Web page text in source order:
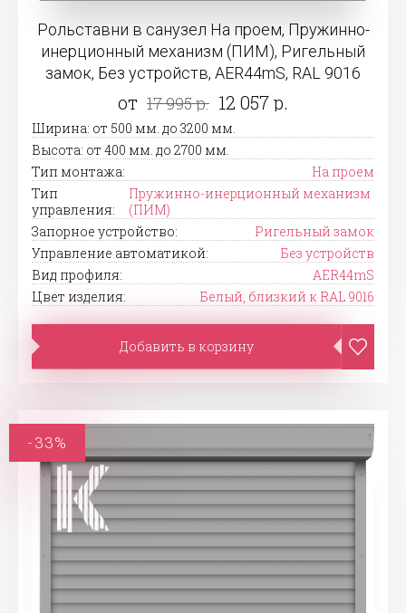
Рольставни в санузел На проем, Пружинно-
инерционный механизм (ПИМ), Ригельный
замок, Без устройств, AER44mS, RAL 9016
от 17 995 р. 12 057 р.
Ширина: от 500 мм. до 3200 мм.
Высота: от 400 мм. до 2700 мм.
Тип монтажа:
На проем
Тип
управления:
Пружинно-инерционный механизм
(ПИМ)
Запорное устройство:
Ригельный замок
Управление автоматикой:
Без устройств
Вид профиля:
AER44mS
Цвет изделия:
Белый, близкий к RAL 9016
Добавить в корзину
-33%